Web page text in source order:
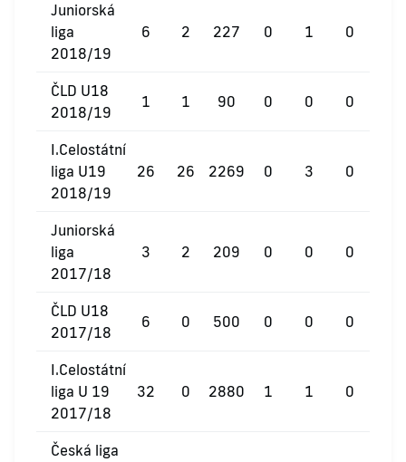
Juniorská
liga
2018/19
6 2 227 0 1 0
ČLD U18
2018/19
1 1 90 0 0 0
I.Celostátní
liga U19
2018/19
26 26 2269 0 3 0
Juniorská
liga
2017/18
3 2 209 0 0 0
ČLD U18
2017/18
6 0 500 0 0 0
I.Celostátní
liga U 19
2017/18
32 0 2880 1 1 0
Česká liga